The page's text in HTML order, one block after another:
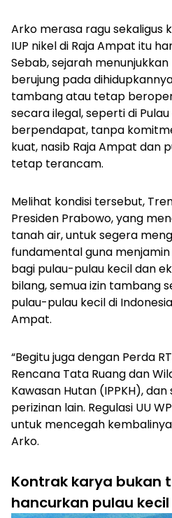
Arko merasa ragu sekaligus
IUP nikel di Raja Ampat itu
Sebab, sejarah
berujung pada
tambang atau tetap
secara ilegal, seperti di Pulau
berpendapat, tanpa
kuat, nasib Raja Ampat dan
tetap terancam.
Melihat kondisi tersebut,
Presiden Prabowo, yang
tanah air, untuk segera
fundamental guna
bagi pulau-pulau kecil dan
bilang, semua izin tambang
pulau-pulau kecil di
Ampat.
“Begitu juga dengan Perda
Rencana Tata Ruang dan
Kawasan Hutan (IPPKH),
perizinan lain. Regulasi UU
untuk mencegah
Arko.
Kontrak karya bukan
hancurkan pulau kecil